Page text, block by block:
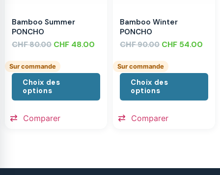
Bamboo Summer
PONCHO
CHF80.00 CHF 48.00
Sur commande
Choix des
options
Comparer
Bamboo Winter
PONCHO
CHF90.00 CHF 54.00
Sur commande
Choix des
options
Comparer